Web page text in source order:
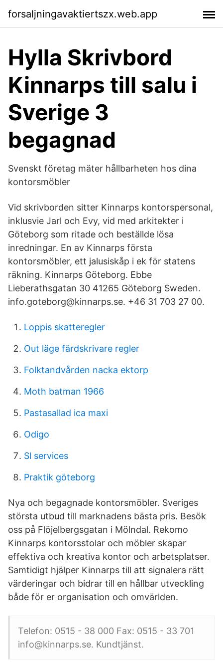
forsaljningavaktiertszx.web.app
Hylla Skrivbord
Kinnarps till salu i
Sverige 3
begagnad
Svenskt företag mäter hållbarheten hos dina
kontorsmöbler
Vid skrivborden sitter Kinnarps kontorspersonal,
inklusvie Jarl och Evy, vid med arkitekter i
Göteborg som ritade och beställde lösa
inredningar. En av Kinnarps första
kontorsmöbler, ett jalusiskåp i ek för statens
räkning. Kinnarps Göteborg. Ebbe
Lieberathsgatan 30 41265 Göteborg Sweden.
info.goteborg@kinnarps.se. +46 31 703 27 00.
Loppis skatteregler
Out läge färdskrivare regler
Folktandvården nacka ektorp
Moth batman 1966
Pastasallad ica maxi
Odigo
Sl services
Praktik göteborg
Nya och begagnade kontorsmöbler. Sveriges
största utbud till marknadens bästa pris. Besök
oss på Flöjelbergsgatan i Mölndal. Rekomo
Kinnarps kontorsstolar och möbler skapar
effektiva och kreativa kontor och arbetsplatser.
Samtidigt hjälper Kinnarps till att signalera rätt
värderingar och bidrar till en hållbar utveckling
både för er organisation och omvärlden.
Telefon: 0515 - 38 000 Fax: 0515 - 33 701
info@kinnarps.se. Kundtjänst.